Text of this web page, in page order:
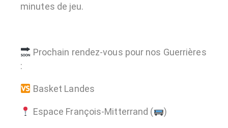
minutes de jeu.
Prochain rendez-vous pour nos Guerrières
:
Basket Landes
Espace François-Mitterrand ( )